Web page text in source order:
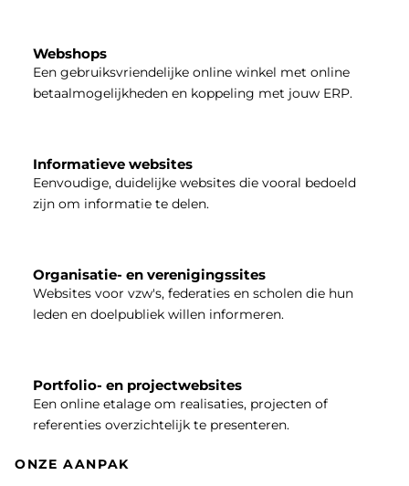
Webshops
Een gebruiksvriendelijke online winkel met online
betaalmogelijkheden en koppeling met jouw ERP.
Informatieve websites
Eenvoudige, duidelijke websites die vooral bedoeld
zijn om informatie te delen.
Organisatie- en verenigingssites
Websites voor vzw's, federaties en scholen die hun
leden en doelpubliek willen informeren.
Portfolio- en projectwebsites
Een online etalage om realisaties, projecten of
referenties overzichtelijk te presenteren.
ONZE AANPAK